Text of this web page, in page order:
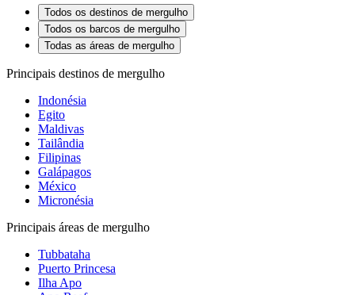
Todos os destinos de mergulho
Todos os barcos de mergulho
Todas as áreas de mergulho
Principais destinos de mergulho
Indonésia
Egito
Maldivas
Tailândia
Filipinas
Galápagos
México
Micronésia
Principais áreas de mergulho
Tubbataha
Puerto Princesa
Ilha Apo